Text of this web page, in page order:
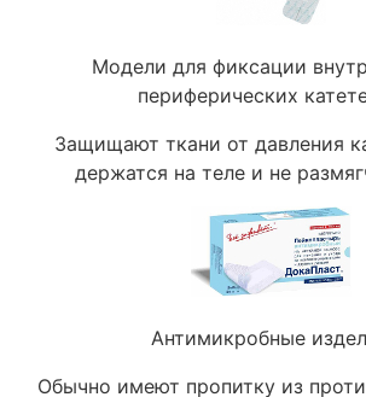
Модели для фиксации
периферических
Защищают ткани от давления
держатся на теле и не
Антимикробные
Обычно имеют пропитку из